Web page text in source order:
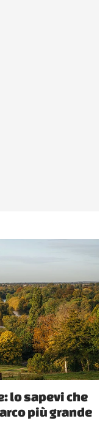
lo sapevi che
più grande